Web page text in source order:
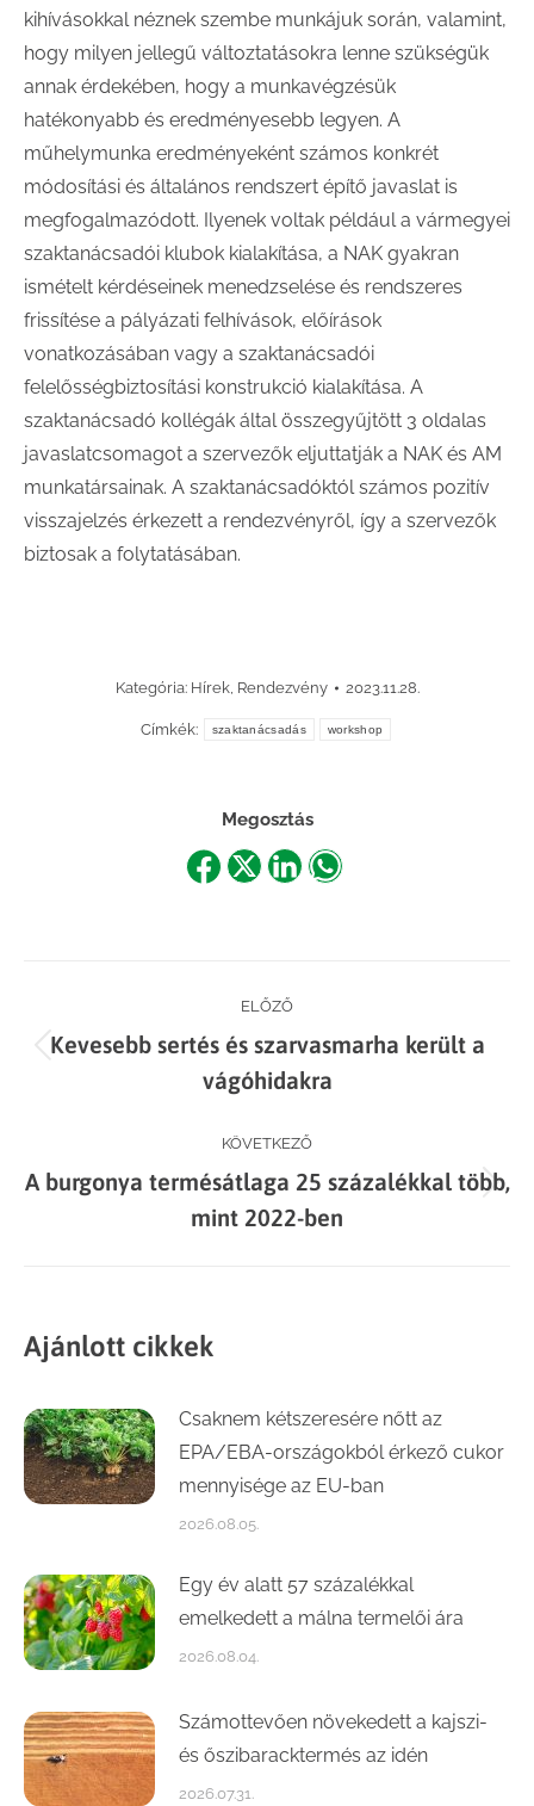
kihívásokkal néznek szembe munkájuk során, valamint,
hogy milyen jellegű változtatásokra lenne szükségük
annak érdekében, hogy a munkavégzésük
hatékonyabb és eredményesebb legyen. A
műhelymunka eredményeként számos konkrét
módosítási és általános rendszert építő javaslat is
megfogalmazódott. Ilyenek voltak például a vármegyei
szaktanácsadói klubok kialakítása, a NAK gyakran
ismételt kérdéseinek menedzselése és rendszeres
frissítése a pályázati felhívások, előírások
vonatkozásában vagy a szaktanácsadói
felelősségbiztosítási konstrukció kialakítása. A
szaktanácsadó kollégák által összegyűjtött 3 oldalas
javaslatcsomagot a szervezők eljuttatják a NAK és AM
munkatársainak. A szaktanácsadóktól számos pozitív
visszajelzés érkezett a rendezvényről, így a szervezők
biztosak a folytatásában.
Kategória: Hírek, Rendezvény 2023.11.28.
Címkék: szaktanácsadás workshop
Megosztás
ShareShareShareShare
navigation
ELŐZŐ
Previous
post:
Kevesebb sertés és szarvasmarha került a
vágóhidakra
KÖVETKEZŐ
Next
post:
A burgonya termésátlaga 25 százalékkal több,
mint 2022-ben
Ajánlott cikkek
Csaknem kétszeresére nőtt az
EPA/EBA-országokból érkező cukor
mennyisége az EU-ban
2026.08.05.
Egy év alatt 57 százalékkal
emelkedett a málna termelői ára
2026.08.04.
Számottevően növekedett a kajszi-
és őszibaracktermés az idén
2026.07.31.